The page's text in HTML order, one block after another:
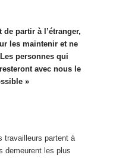
partir à l’étranger,
les maintenir et ne
personnes qui
avec nous le
»
travailleurs partent à
demeurent les plus